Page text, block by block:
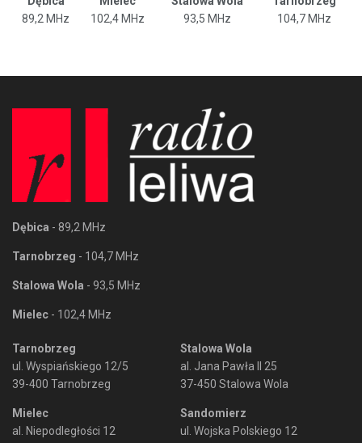
89,2 MHz
102,4 MHz 93,5 MHz 104,7 MHz
Dębica - 89,2 MHz
Tarnobrzeg - 104,7 MHz
Stalowa Wola - 93,5 MHz
Mielec - 102,4 MHz
Tarnobrzeg
ul. Wyspiańskiego 12/5
39-400 Tarnobrzeg
Mielec
al. Niepodległości 12
Stalowa Wola
al. Jana Pawła II 25
37-450 Stalowa Wola
Sandomierz
ul. Wojska Polskiego 12